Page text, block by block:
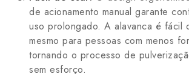
de acionamento manual garante
uso prolongado. A alavanca é fácil
mesmo para pessoas com menos
tornando o processo de
sem esforço.